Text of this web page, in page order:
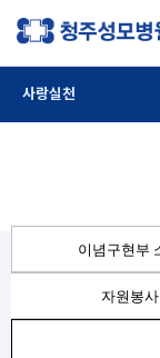
사랑실천
이념구현부
자원봉사